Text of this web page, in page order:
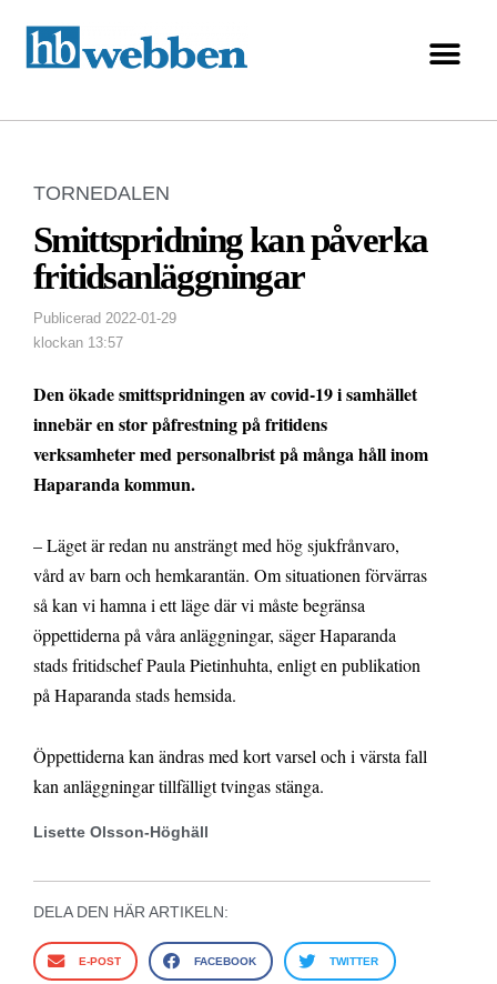
TORNEDALEN
Smittspridning kan påverka
fritidsanläggningar
Publicerad 2022-01-29
klockan 13:57
Den ökade smittspridningen av covid-19 i samhället
innebär en stor påfrestning på fritidens
verksamheter med personalbrist på många håll inom
Haparanda kommun.
– Läget är redan nu ansträngt med hög sjukfrånvaro,
vård av barn och hemkarantän. Om situationen förvärras
så kan vi hamna i ett läge där vi måste begränsa
öppettiderna på våra anläggningar, säger Haparanda
stads fritidschef Paula Pietinhuhta, enligt en publikation
på Haparanda stads hemsida.
Öppettiderna kan ändras med kort varsel och i värsta fall
kan anläggningar tillfälligt tvingas stänga.
Lisette Olsson-Höghäll
DELA DEN HÄR ARTIKELN:
E-POST FACEBOOK TWITTER